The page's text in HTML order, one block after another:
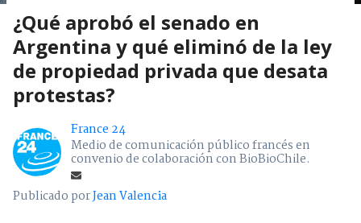
¿Qué aprobó el senado en
Argentina y qué eliminó de la ley
de propiedad privada que desata
protestas?
France 24
Medio de comunicación público francés en
convenio de colaboración con BioBioChile.
Publicado porJean Valencia